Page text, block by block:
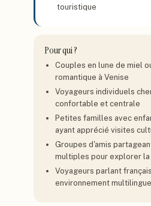
touristique
Pour qui ?
Couples en lune de miel
romantique à Venise
Voyageurs individuels
confortable et centrale
Petites familles avec
ayant apprécié visites
Groupes d'amis
multiples pour explorer
Voyageurs parlant
environnement